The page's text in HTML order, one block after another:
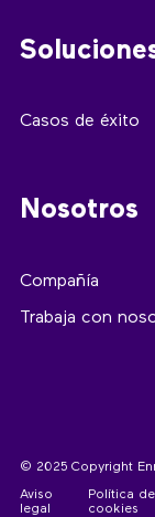
Casos de éxito
Nosotros
Compañía
Trabaja con
© 2025 Copyright
Aviso
legal
Política de
cookies